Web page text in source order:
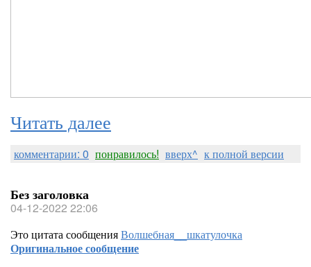
Читать далее
комментарии: 0 понравилось! вверх^ к полной версии
Без заголовка
04-12-2022 22:06
Это цитата сообщенияВолшебная__шкатулочка
Оригинальное сообщение